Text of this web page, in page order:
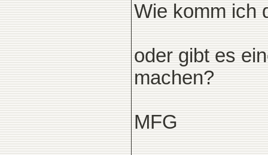
Wie komm ich
oder gibt es
machen?
MFG